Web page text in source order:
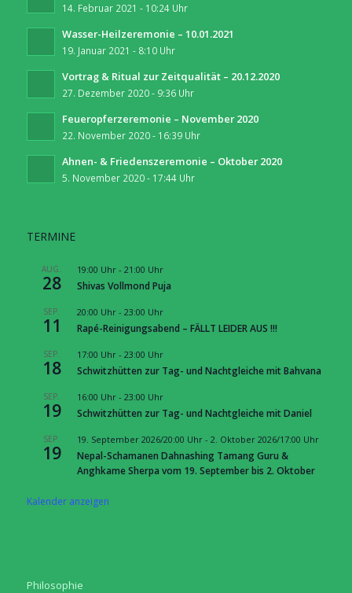
14. Februar 2021 - 10:24 Uhr
Wasser-Heilzeremonie – 10.01.2021
19. Januar 2021 - 8:10 Uhr
Vortrag & Ritual zur Zeitqualität – 20.12.2020
27. Dezember 2020 - 9:36 Uhr
Feueropferzeremonie – November 2020
22. November 2020 - 16:39 Uhr
Ahnen- & Friedenszeremonie – Oktober 2020
5. November 2020 - 17:44 Uhr
TERMINE
AUG.
28
19:00 Uhr- 21:00 Uhr
Shivas Vollmond Puja
SEP.
11
20:00 Uhr- 23:00 Uhr
Rapé-Reinigungsabend – FÄLLT LEIDER AUS !!!
SEP.
18
17:00 Uhr- 23:00 Uhr
Schwitzhütten zur Tag- und Nachtgleiche mit Bahvana
SEP.
19
16:00 Uhr- 23:00 Uhr
Schwitzhütten zur Tag- und Nachtgleiche mit Daniel
SEP.
19
19. September 2026/20:00 Uhr- 2. Oktober 2026/17:00 Uhr
Nepal-Schamanen Dahnashing Tamang Guru &
Anghkame Sherpa vom 19. September bis 2. Oktober
Kalender anzeigen
Philosophie